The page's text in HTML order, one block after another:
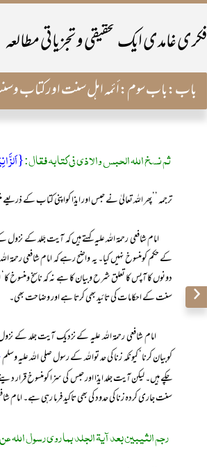
فکری غامدی ایک تحقیقی و تجزیاتی مطالعہ
باب:باب سوم:أئمہ اہل سنت اورکتاب
ثم نسخ اللہ الحبس والأذی فی کتابه فقال:
ترجمہ ’’پھر اللہ تعالیٰ نے حبس اور ایذا کواپنی کتاب کے
امام شافعی رحمۃ اللہ علیہ کہتے ہیں کہ آیت جَلد
کے حکم کومنسوخ نہیں کیا۔ یہ واضح رہے کہ امام شافعی
دونوں کا آپس کا تعلق شرح وبیان کا ہے نہ کہ ناسخ
سنت کے احکامات کی تائید بھی کرتا ہے اور وضاحت بھی۔
امام شافعی رحمۃ اللہ علیہ کے نزدیک آیت جلد کے نزول
کوبیان کرنا‘ کیونکہ زنا کی حد تواللہ کے رسول صلی اللہ علیہ وسلم
چکے ہیں۔ لیکن آیت جلد ایذا اور حبس کی سزا کومنسوخ
سنت جاری کردہ زنا کی حدود کی بھی تاکید فرما رہی ہے۔ امام
رجم الثیبین بعد آیة الجلد بما روی رسول اللہ